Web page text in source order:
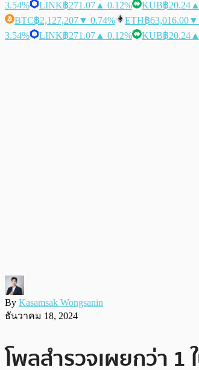
3.54%
LINK฿271.07 ▲ 0.12% KUB฿20.24
BTC฿2,127,207▼ 0.74% ETH฿63,016.00▼
3.54%
LINK฿271.07 ▲ 0.12% KUB฿20.24
By Kasamsak Wongsanin
ธันวาคม 18, 2024
โพลสำรวจเผยกว่า 1